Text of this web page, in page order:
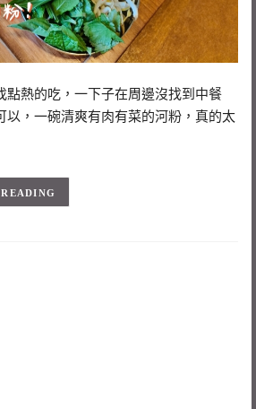
點熱的吃，一下子在周邊沒找到中餐
以，一碗清爽有肉有菜的河粉，真的太